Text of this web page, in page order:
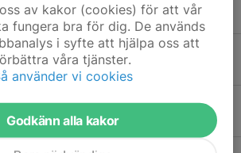
0
hemma
borta
0
av kakor (cookies) för att vår
fungera bra för dig. De används
i syfte att hjälpa oss att
våra tjänster.
använder vi cookies
Godkänn alla kakor